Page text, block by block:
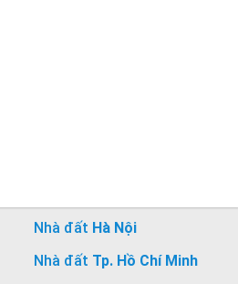
Nhà đất Hà Nội
Nhà đất Tp. Hồ Chí Minh